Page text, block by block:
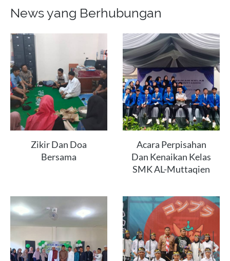
News yang Berhubungan
Zikir Dan Doa
Bersama
Acara Perpisahan
Dan Kenaikan Kelas
SMK AL-Muttaqien